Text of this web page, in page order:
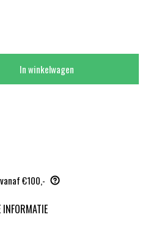
In winkelwagen
€100,-
INFORMATIE